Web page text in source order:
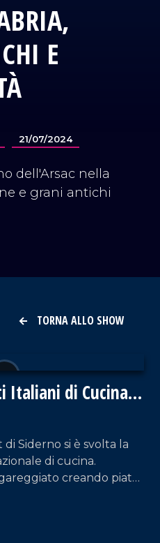
E
21/07/2024
dell'Arsac nella
e grani antichi
TORNA ALLO SHOW
Italiani di Cucina
Siderno si è svolta la
di cucina.
creando piatti